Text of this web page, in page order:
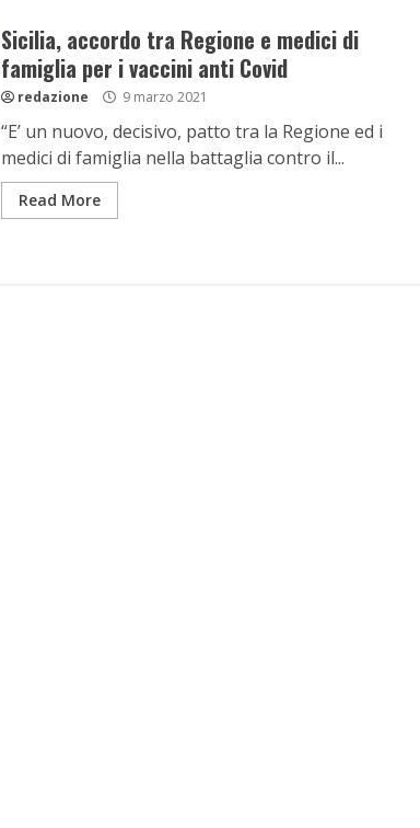
Sicilia, accordo tra Regione e medici di
famiglia per i vaccini anti Covid
redazione 9 marzo 2021
“E’ un nuovo, decisivo, patto tra la Regione ed i
medici di famiglia nella battaglia contro il...
Read More